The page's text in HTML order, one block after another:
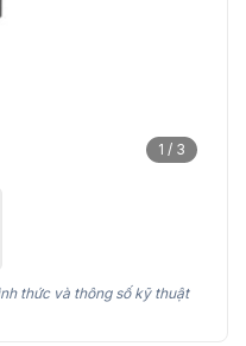
1 / 3
thức và thông số kỹ thuật